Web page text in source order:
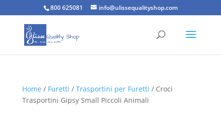
800 625081 info@ulissequalityshop.com
Home/ Furetti / Trasportini per Furetti / Croci
Trasportini Gipsy Small Piccoli Animali